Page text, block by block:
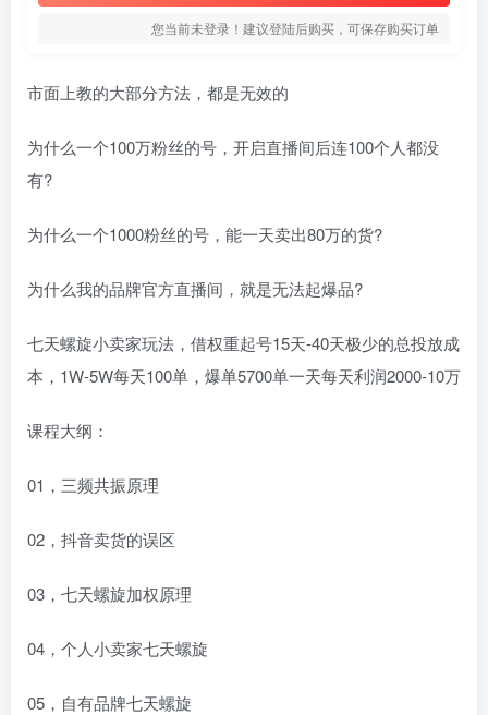
您当前未登录！建议登陆后购买，可保存购买订单
市面上教的大部分方法，都是无效的
为什么一个100万粉丝的号，开启直播间后连100个人都没
有?
为什么一个1000粉丝的号，能一天卖出80万的货?
为什么我的品牌官方直播间，就是无法起爆品?
七天螺旋小卖家玩法，借权重起号15天-40天极少的总投放成
本，1W-5W每天100单，爆单5700单一天每天利润2000-10万
课程大纲：
01，三频共振原理
02，抖音卖货的误区
03，七天螺旋加权原理
04，个人小卖家七天螺旋
05，自有品牌七天螺旋